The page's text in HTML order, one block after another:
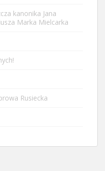
kanonika Jana
Marka Mielcarka
Rusiecka